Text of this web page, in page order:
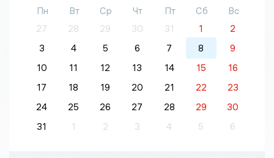
Пн Вт Ср Чт Пт Сб
Вс
27
28 29 30 31 1
2
3
4 5 6 7 8
9
10
11 12 13 14 15
16
17
18 19 20 21 22
23
24
25 26 27 28 29
30
31
1 2 3 4 5 6